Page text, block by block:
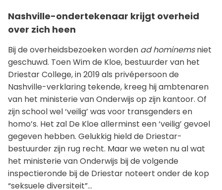
Nashville-ondertekenaar krijgt overheid
over zich heen
Bij de overheidsbezoeken worden ad hominemsniet
geschuwd. Toen Wim de Kloe, bestuurder van het
Driestar College, in 2019 als privépersoon de
Nashville-verklaring tekende, kreeg hij ambtenaren
van het ministerie van Onderwijs op zijn kantoor. Of
zijn school wel ‘veilig’ was voor transgenders en
homo’s. Het zal De Kloe allerminst een ‘veilig’ gevoel
gegeven hebben. Gelukkig hield de Driestar-
bestuurder zijn rug recht. Maar we weten nu al wat
het ministerie van Onderwijs bij de volgende
inspectieronde bij de Driestar noteert onder de kop
“seksuele diversiteit”…